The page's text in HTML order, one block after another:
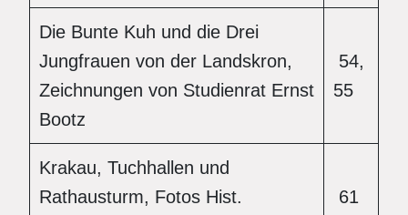
Die Bunte Kuh und die Drei
Jungfrauen von der Landskron,
Zeichnungen von Studienrat Ernst
Bootz
54,
55
Krakau, Tuchhallen und
Rathausturm, Fotos Hist.
61